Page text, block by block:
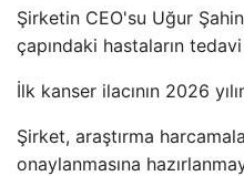
Şirketin CEO'su Uğur
çapındaki hastaların
İlk kanser ilacının 2026
Şirket, araştırma
onaylanmasına